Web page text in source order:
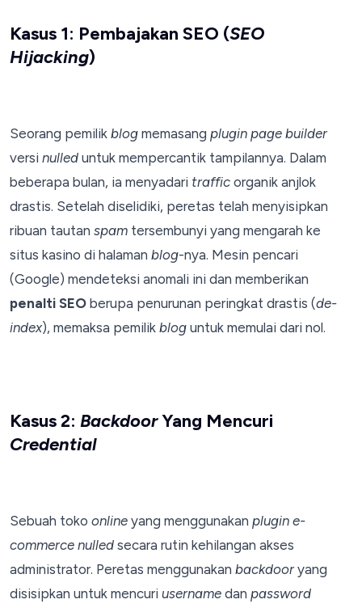
Kasus 1: Pembajakan SEO (SEO
Hijacking)
Seorang pemilik blog memasang plugin page builder
versi nulled untuk mempercantik tampilannya. Dalam
beberapa bulan, ia menyadari traffic organik anjlok
drastis. Setelah diselidiki, peretas telah menyisipkan
ribuan tautan spam tersembunyi yang mengarah ke
situs kasino di halaman blog-nya. Mesin pencari
(Google) mendeteksi anomali ini dan memberikan
penalti SEO berupa penurunan peringkat drastis (de-
index), memaksa pemilik blog untuk memulai dari nol.
Kasus 2: BackdoorYang Mencuri
Credential
Sebuah toko online yang menggunakan plugin e-
commerce nulled secara rutin kehilangan akses
administrator. Peretas menggunakan backdooryang
disisipkan untuk mencuri username dan password